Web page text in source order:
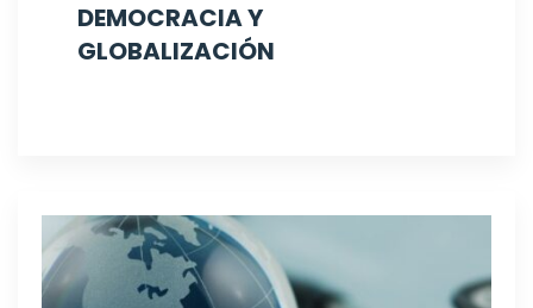
DEMOCRACIA Y
GLOBALIZACIÓN